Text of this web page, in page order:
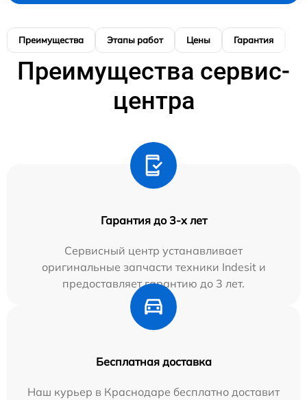
Преимущества Этапы работ Цены Гарантия
Преимущества сервис-
центра
Гарантия до 3-х лет
Сервисный центр устанавливает
оригинальные запчасти техники Indesit и
предоставляет гарантию до 3 лет.
Бесплатная доставка
Наш курьер в Краснодаре бесплатно доставит